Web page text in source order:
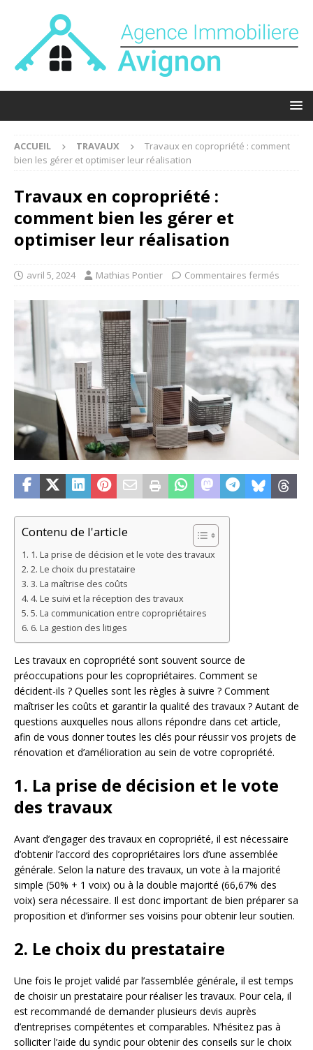
ACCUEIL TRAVAUX
Travaux en copropriété : comment
bien les gérer et optimiser leur réalisation
Travaux en copropriété :
comment bien les gérer et
optimiser leur réalisation
avril 5, 2024 Mathias Pontier Commentaires fermés
Contenu de l'article
1. La prise de décision et le vote des travaux
2. Le choix du prestataire
3. La maîtrise des coûts
4. Le suivi et la réception des travaux
5. La communication entre copropriétaires
6. La gestion des litiges
Les travaux en copropriété sont souvent source de
préoccupations pour les copropriétaires. Comment se
décident-ils ? Quelles sont les règles à suivre ? Comment
maîtriser les coûts et garantir la qualité des travaux ? Autant de
questions auxquelles nous allons répondre dans cet article,
afin de vous donner toutes les clés pour réussir vos projets de
rénovation et d’amélioration au sein de votre copropriété.
1. La prise de décision et le vote
des travaux
Avant d’engager des travaux en copropriété, il est nécessaire
d’obtenir l’accord des copropriétaires lors d’une assemblée
générale. Selon la nature des travaux, un vote à la majorité
simple (50% + 1 voix) ou à la double majorité (66,67% des
voix) sera nécessaire. Il est donc important de bien préparer sa
proposition et d’informer ses voisins pour obtenir leur soutien.
2. Le choix du prestataire
Une fois le projet validé par l’assemblée générale, il est temps
de choisir un prestataire pour réaliser les travaux. Pour cela, il
est recommandé de demander plusieurs devis auprès
d’entreprises compétentes et comparables. N’hésitez pas à
solliciter l’aide du syndic pour obtenir des conseils sur le choix